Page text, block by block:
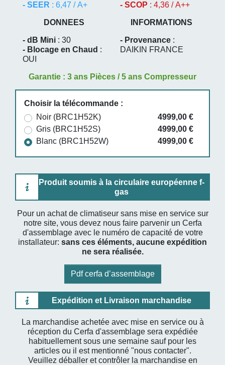
- SEER : 6,47 / A+
- SCOP : 4,36 / A++
DONNEES
- dB Mini : 30
- Blocage en Chaud :
OUI
INFORMATIONS
- Provenance :
DAIKIN FRANCE
Garantie : 3 ans Pièces / 5 ans Compresseur
Choisir la télécommande :
Noir (BRC1H52K)
4999,00 €
Gris (BRC1H52S)
4999,00 €
Blanc (BRC1H52W)
4999,00 €
Produit soumis à la circulaire européenne f-
gas
Pour un achat de climatiseur sans mise en service sur
notre site, vous devez nous faire parvenir un Cerfa
d'assemblage avec le numéro de capacité de votre
installateur: sans ces éléments, aucune expédition
ne sera réalisée.
Pdf cerfa d’assemblage
Expédition et Livraison marchandise
La marchandise achetée avec mise en service ou à
réception du Cerfa d'assemblage sera expédiée
habituellement sous une semaine sauf pour les
articles ou il est mentionné "nous contacter".
Veuillez déballer et contrôler la marchandise en